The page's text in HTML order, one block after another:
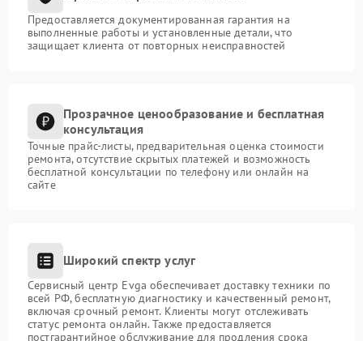
Предоставляется документированная гарантия на
выполненные работы и установленные детали, что
защищает клиента от повторных неисправностей
Прозрачное ценообразование и бесплатная
консультация
Точные прайс-листы, предварительная оценка стоимости
ремонта, отсутствие скрытых платежей и возможность
бесплатной консультации по телефону или онлайн на
сайте
Широкий спектр услуг
Сервисный центр Evga обеспечивает доставку техники по
всей РФ, бесплатную диагностику и качественный ремонт,
включая срочный ремонт. Клиенты могут отслеживать
статус ремонта онлайн. Также предоставляется
постгарантийное обслуживание для продления срока